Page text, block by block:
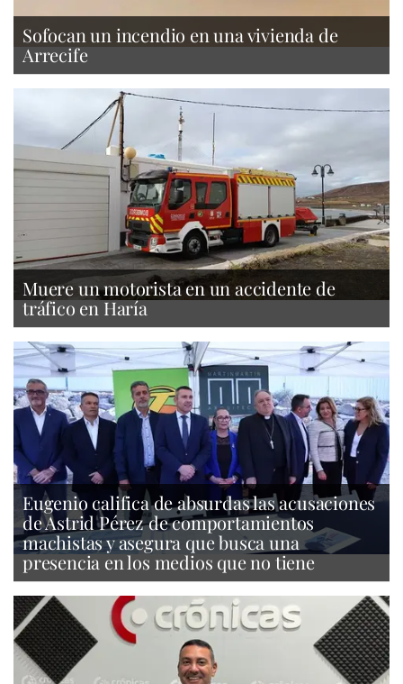
Sofocan un incendio en una vivienda de
Arrecife
Muere un motorista en un accidente de
tráfico en Haría
Eugenio califica de absurdas las acusaciones
de Astrid Pérez de comportamientos
machistas y asegura que busca una
presencia en los medios que no tiene